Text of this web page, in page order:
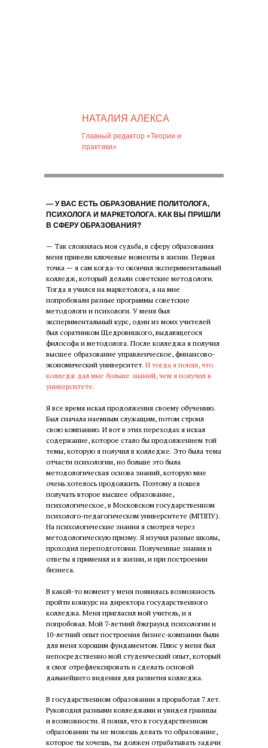
НАТАЛИЯ АЛЕКСА
Главный редактор «Теории и
практики»
— У ВАС ЕСТЬ ОБРАЗОВАНИЕ ПОЛИТОЛОГА,
ПСИХОЛОГА И МАРКЕТОЛОГА. КАК ВЫ ПРИШЛИ
В СФЕРУ ОБРАЗОВАНИЯ?
— Так сложилась моя судьба, в сферу образования
меня привели ключевые моменты в жизни. Первая
точка — я сам когда-то окончил экспериментальный
колледж, который делали советские методологи.
Тогда я учился на маркетолога, а на мне
попробовали разные программы советские
методологи и психологи. У меня был
экспериментальный курс, один из моих учителей
был соратником Щедровицкого, выдающегося
философа и методолога. После колледжа я получил
высшее образование управленческое, финансово-
экономический университет. И тогда я понял, что
колледж дал мне больше знаний, чем я получил в
университете.
Я все время искал продолжения своему обучению.
Был сначала наемным служащим, потом строил
свою компанию. И вот в этих переходах я искал
содержание, которое стало бы продолжением той
темы, которую я получил в колледже. Это была тема
отчасти психологии, но больше это была
методологическая основа знаний, которую мне
очень хотелось продолжить. Поэтому я пошел
получать второе высшее образование,
психологическое, в Московском государственном
психолого-педагогическом университете (МГППУ).
На психологические знания я смотрел через
методологическую призму. Я изучил разные школы,
проходил переподготовки. Полученные знания и
ответы я применял и в жизни, и при построении
бизнеса.
В какой-то момент у меня появилась возможность
пройти конкурс на директора государственного
колледжа. Меня пригласил мой учитель, и я
попробовал. Мой 7-летний бэкграунд психологии и
10-летний опыт построения бизнес-компании были
для меня хорошим фундаментом. Плюс у меня был
непосредственно мой студенческий опыт, который
я смог отрефлексировать и сделать основой
дальнейшего видения для развития колледжа.
В государственном образовании я проработал 7 лет.
Руководил разными колледжами и увидел границы
и возможности. Я понял, что в государственном
образовании ты не можешь делать то образование,
которое ты хочешь, ты должен отрабатывать задачи